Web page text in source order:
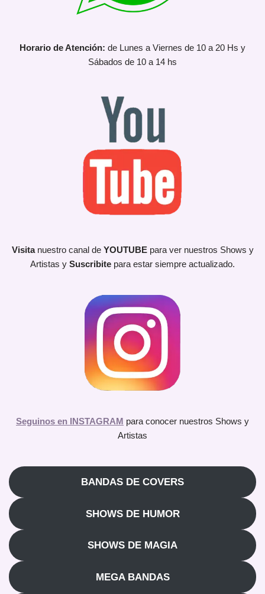
Horario de Atención: de Lunes a Viernes de 10 a 20 Hs y
Sábados de 10 a 14 hs
Visita nuestro canal de YOUTUBEpara ver nuestros Shows y
Artistas y Suscribite para estar siempre actualizado.
Seguinos en INSTAGRAM para conocer nuestros Shows y
Artistas
BANDAS DE COVERS
SHOWS DE HUMOR
SHOWS DE MAGIA
MEGA BANDAS